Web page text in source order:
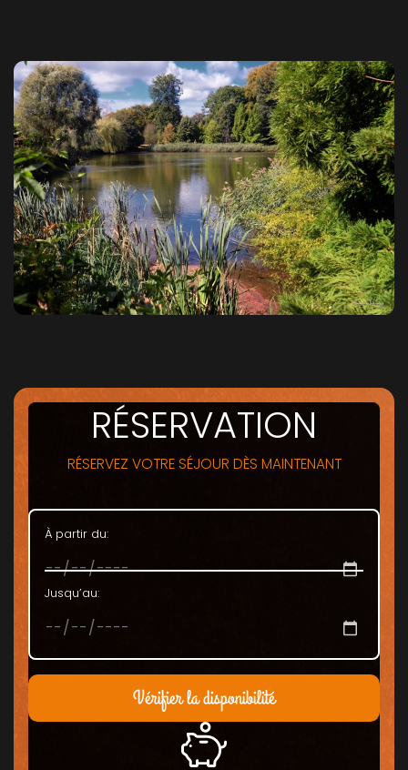
RÉSERVATION
RÉSERVEZ VOTRE SÉJOUR DÈS MAINTENANT
À partir du:
Jusqu’au:
Vérifier la disponibilité